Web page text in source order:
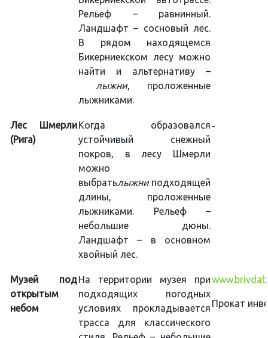
Рельеф – равнинный.
Ландшафт – сосновый лес.
В рядом находящемся
Бикерниекском лесу можно
найти и альтернативу –
лыжни, проложенные
лыжниками.
Лес Шмерли
(Рига)
Когда образовался
устойчивый снежный
покров, в лесу Шмерли
можно
выбратьлыжни подходящей
длины, проложенные
лыжниками. Рельеф –
небольшие дюны.
Ландшафт – в основном
хвойный лес.
-
Музей под
открытым
небом
На территории музея при
подходящих погодных
условиях прокладывается
трасса для классического
Прокат